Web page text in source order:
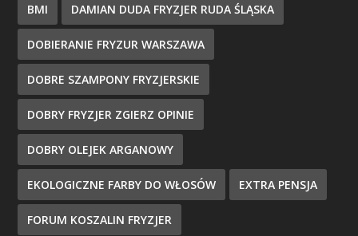
BMI DAMIAN DUDA FRYZJER RUDA ŚLĄSKA
DOBIERANIE FRYZUR WARSZAWA
DOBRE SZAMPONY FRYZJERSKIE
DOBRY FRYZJER ZGIERZ OPINIE
DOBRY OLEJEK ARGANOWY
EKOLOGICZNE FARBY DO WŁOSÓW EXTRA PENSJA
FORUM KOSZALIN FRYZJER